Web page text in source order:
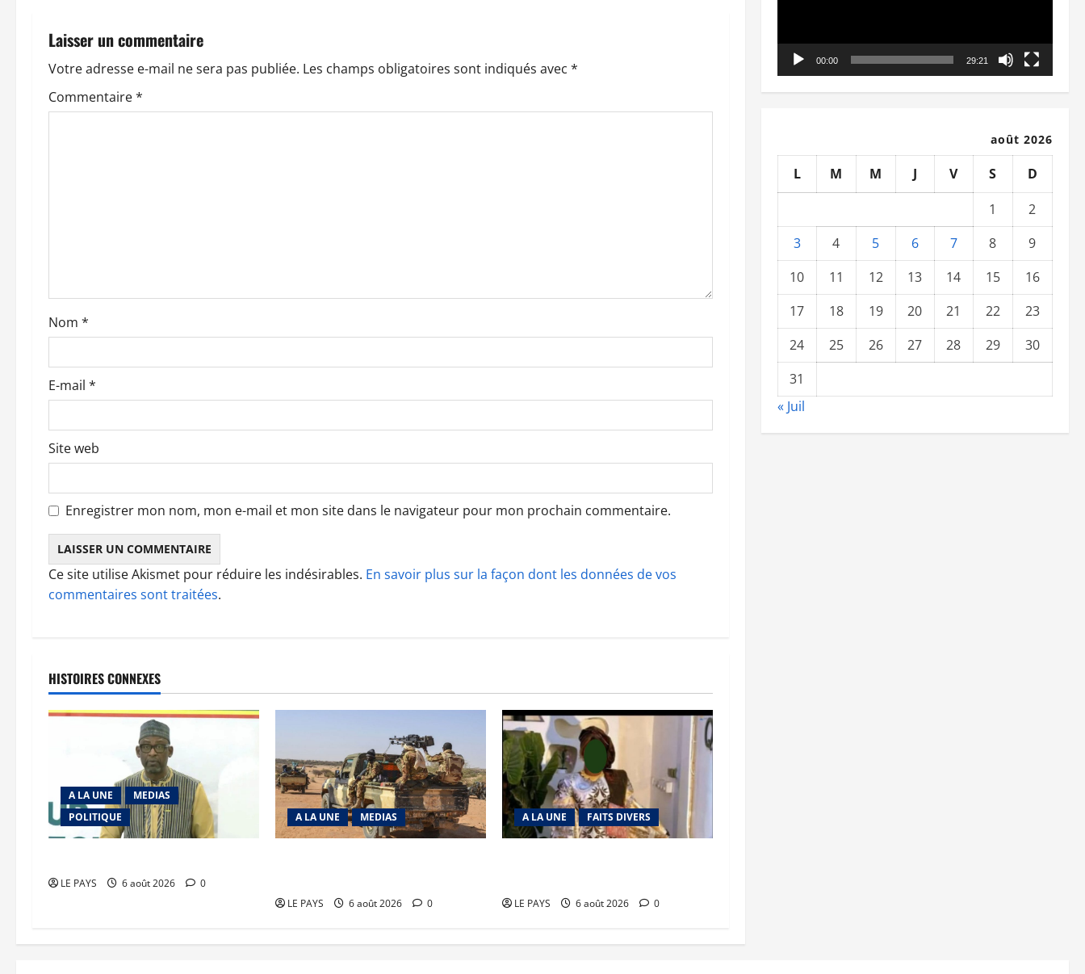
a
t
i
r
t
i
l
e
Laisser un commentaire
Votre adresse e-mail ne sera pas publiée. Les champs obligatoires sont indiqués avec *
Commentaire*
Nom *
E-mail *
Site web
Enregistrer mon nom, mon e-mail et mon site dans le navigateur pour mon prochain commentaire.
Ce site utilise Akismet pour réduire les indésirables. En savoir plus sur la façon dont les données de vos
commentaires sont traitées.
HISTOIRES CONNEXES
A LA UNE
MEDIAS
POLITIQUE
LE PAYS 6 août 2026 0
A LA UNE MEDIAS
LE PAYS 6 août 2026 0
A LA UNE FAITS DIVERS
LE PAYS 6 août 2026 0
00:00 29:21
août 2026
L M M J V S
D
1
2
3
4 5 6 7 8
9
10
11 12 13 14 15
16
17
18 19 20 21 22
23
24
25 26 27 28 29
30
31
« Juil